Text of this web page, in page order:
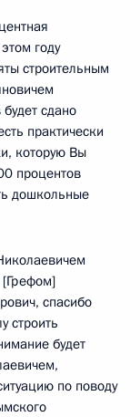
году
строительным
сдано
практически
которую Вы
процентов
дошкольные
спасибо
строить
будет
по поводу